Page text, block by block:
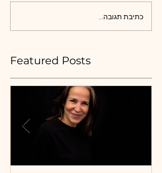
כתיבת תגובה...
Featured Posts